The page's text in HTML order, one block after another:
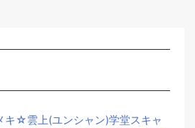
キ☆雲上(ユンシャン)学堂スキャ